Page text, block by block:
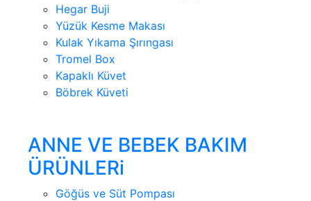
Hegar Buji
Yüzük Kesme Makası
Kulak Yıkama Şırıngası
Tromel Box
Kapaklı Küvet
Böbrek Küveti
ANNE VE BEBEK BAKIM
ÜRÜNLERi
Göğüs ve Süt Pompası